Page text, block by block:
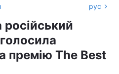
рус
російський
премію The Best